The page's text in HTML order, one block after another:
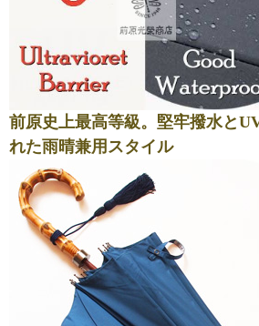
前原史上最高等級。堅牢撥水と
れた雨晴兼用スタイル